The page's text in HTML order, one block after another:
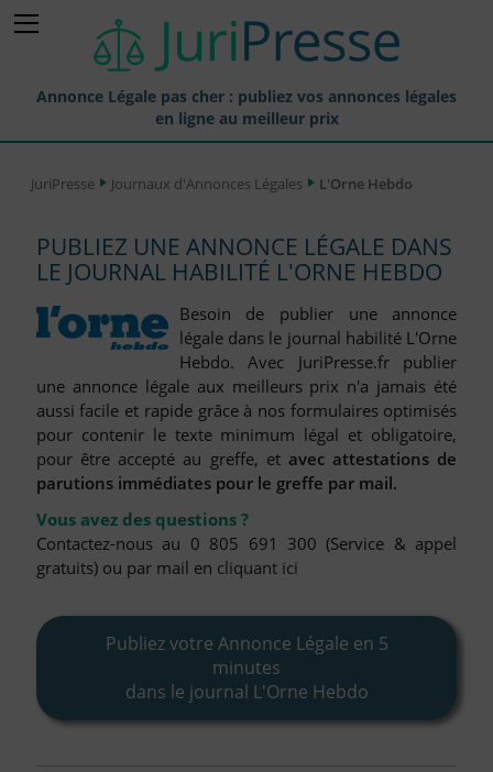
Annonce Légale pas cher : publiez vos annonces légales
en ligne au meilleur prix
Tarif et Prix d'une Annonce Légale
Journaux Habilités (JAL) Annonces Légales
Départements pour la Publication d'Annonces Légales
Liste des CCI
Le Blog pour les Entreprises
FAQ
Nous Contacter
Compte PRO
JuriPresse Journaux d'Annonces Légales L'Orne Hebdo
PUBLIEZ UNE ANNONCE LÉGALE DANS
LE JOURNAL HABILITÉ L'ORNE HEBDO
Besoin de publier une annonce
légale dans le journal habilité L'Orne
Hebdo. Avec JuriPresse.fr publier
une annonce légale aux meilleurs prix n'a jamais été
aussi facile et rapide grâce à nos formulaires optimisés
pour contenir le texte minimum légal et obligatoire,
pour être accepté au greffe, et avec attestations de
parutions immédiates pour le greffe par mail.
Vous avez des questions ?
Contactez-nous au 0 805 691 300 (Service & appel
gratuits) ou par mail en cliquant ici
Publiez votre Annonce Légale en 5
minutes
dans le journal L'Orne Hebdo